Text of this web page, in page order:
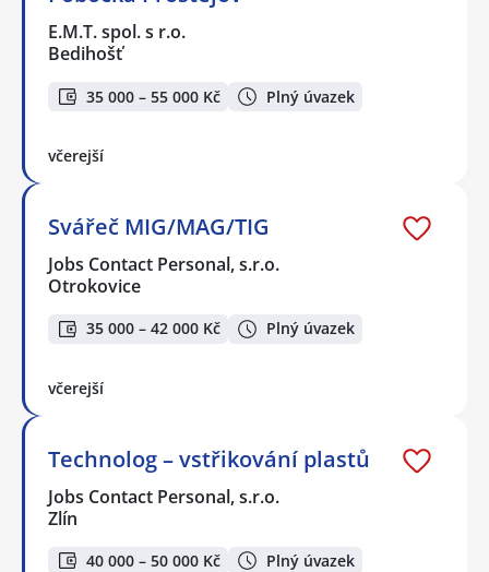
E.M.T. spol. s r.o.
Bedihošť
35 000 – 55 000 Kč Plný úvazek
včerejší
Svářeč MIG/MAG/TIG
Jobs Contact Personal, s.r.o.
Otrokovice
35 000 – 42 000 Kč Plný úvazek
včerejší
Technolog – vstřikování plastů
Jobs Contact Personal, s.r.o.
Zlín
40 000 – 50 000 Kč Plný úvazek